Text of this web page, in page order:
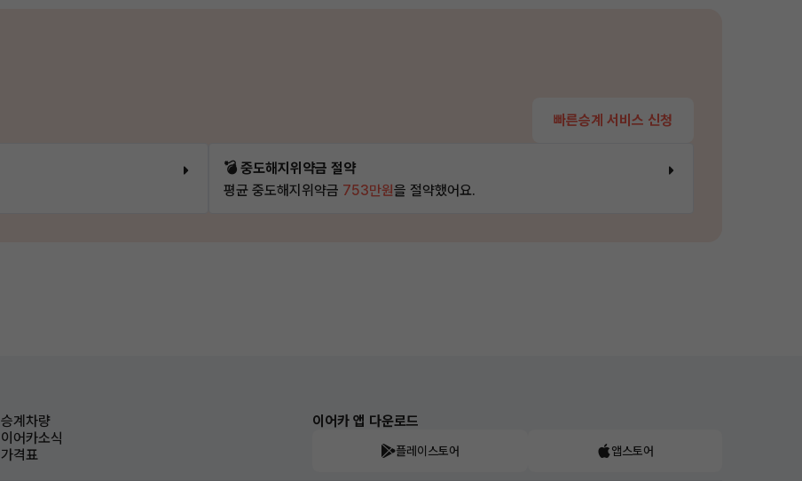
빠른승계 서비스 신청
💣 중도해지위약금 절약
평균 중도해지위약금 753만원을 절약했어요.
승계차량
이어카소식
가격표
이어카 앱 다운로드
플레이스토어 앱스토어